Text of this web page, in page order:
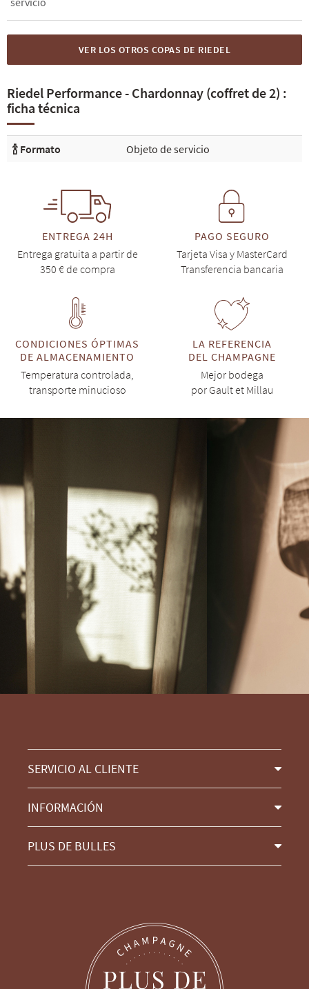
VER LOS OTROS COPAS DE RIEDEL
Riedel Performance - Chardonnay (coffret de 2) :
ficha técnica
🍾 Formato Objeto de servicio
ENTREGA 24H
Entrega gratuita a partir de
350 € de compra
PAGO SEGURO
Tarjeta Visa y MasterCard
Transferencia bancaria
CONDICIONES ÓPTIMAS
DE ALMACENAMIENTO
Temperatura controlada,
transporte minucioso
LA REFERENCIA
DEL CHAMPAGNE
Mejor bodega
por Gault et Millau
SERVICIO AL CLIENTE
INFORMACIÓN
PLUS DE BULLES